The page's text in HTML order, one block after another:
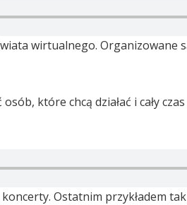
wirtualnego.
które chcą działać i cały
Ostatnim przykładem